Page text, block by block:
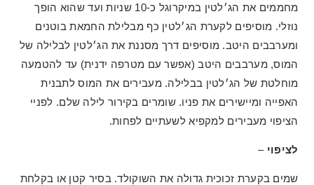
מחממים את הג׳לטין במיקרוגל כ-10 שניות ועד שהוא הופך
נוזלי. מוסיפים לקערת הג׳לטין כף מבלילת החמאת בוטנים
ומערבבים היטב. מוסיפים דרך מסננת את הג׳לטין לבלילה של
המוס, מערבבים היטב (אפשר עם מטרפה ידנית) עד להטמעה
מוחלטת של הג׳לטין בבלילה. מעבירים את המוס לתבנית
האפייה ומיישירים את פניו. שומרים בקירור לילה שלם. לפניי
הציפוי מעבירים למקפיא לשעתיים לפחות.
לציפוי –
שמים בקערת זכוכית גדולה את השוקולד. בסיר קטן או בקלחת